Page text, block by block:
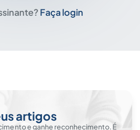
Faça login
artigos
e ganhe reconhecimento. É